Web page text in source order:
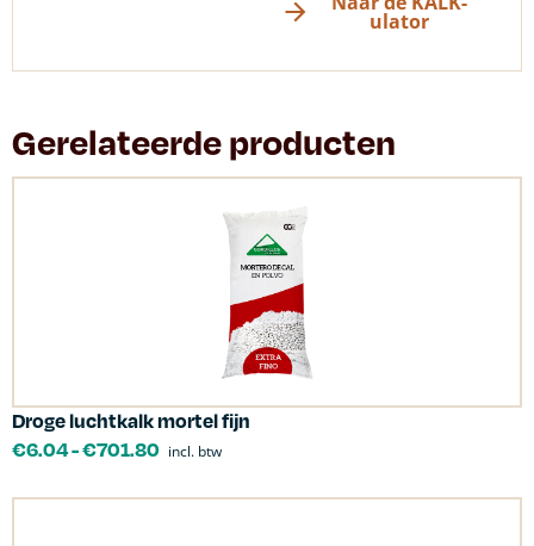
ulator
Gerelateerde producten
Droge luchtkalk mortel fijn
€6.04-€701.80 incl. btw